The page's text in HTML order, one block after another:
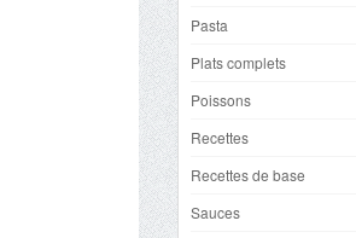
Pasta
Plats complets
Poissons
Recettes
Recettes de base
Sauces